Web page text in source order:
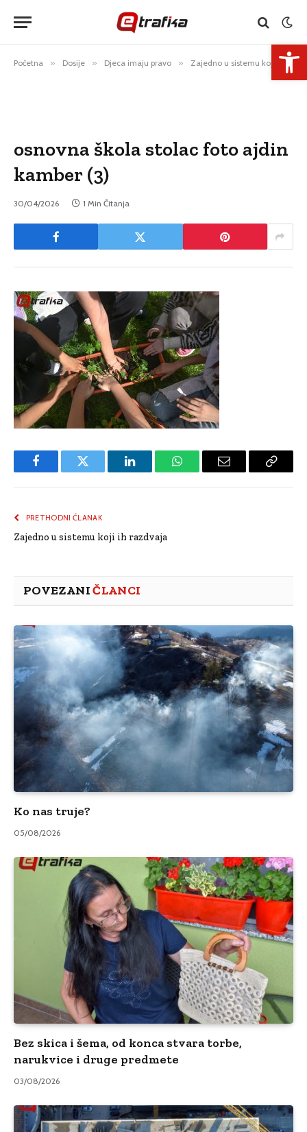
Početna » Dosije » Djeca imaju pravo » Zajedno u sistemu koji ih razdvaja
osnovna škola stolac foto ajdin
kamber (3)
30/04/2026 1 Min Čitanja
FacebookTwitter LinkedInWhatsAppEmail
Copy
PRETHODNI ČLANAK
Zajedno u sistemu koji ih razdvaja
POVEZANIČLANCI
Ko nas truje?
05/08/2026
Bez skica i šema, od konca stvara torbe,
narukvice i druge predmete
03/08/2026